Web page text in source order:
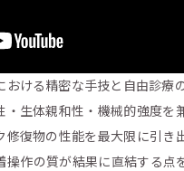
ける精密な手技と自由診
・生体親和性・機械的強度
修復物の性能を最大限に引
操作の質が結果に直結する